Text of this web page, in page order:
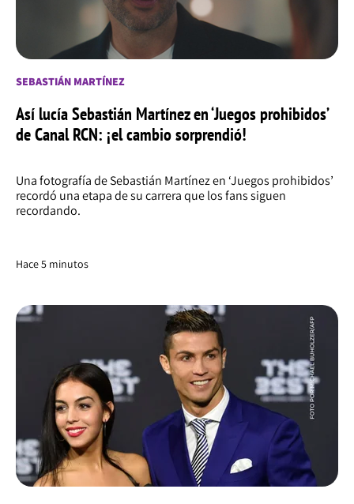
SEBASTIÁN MARTÍNEZ
Así lucía Sebastián Martínez en ‘Juegos prohibidos’
de Canal RCN: ¡el cambio sorprendió!
Una fotografía de Sebastián Martínez en ‘Juegos prohibidos’
recordó una etapa de su carrera que los fans siguen
recordando.
Hace 5 minutos